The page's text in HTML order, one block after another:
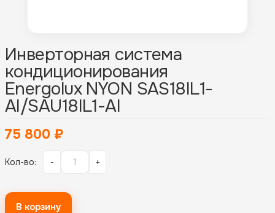
Инверторная система
кондиционирования
Energolux NYON SAS18IL1-
AI/SAU18IL1-AI
75 800 ₽
Кол-во: - +
В корзину